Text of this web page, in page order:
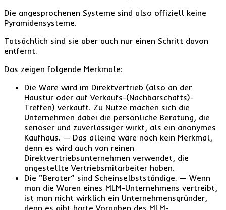
Die angesprochenen Systeme sind also offiziell keine
Pyramidensysteme.
Tatsächlich sind sie aber auch nur einen Schritt davon
entfernt.
Das zeigen folgende Merkmale:
Die Ware wird im Direktvertrieb (also an der
Haustür oder auf Verkaufs-(Nachbarschafts)-
Treffen) verkauft. Zu Nutze machen sich die
Unternehmen dabei die persönliche Beratung, die
seriöser und zuverlässiger wirkt, als ein anonymes
Kaufhaus. — Das alleine wäre noch kein Merkmal,
denn es wird auch von reinen
Direktvertriebsunternehmen verwendet, die
angestellte Vertriebsmitarbeiter haben.
Die “Berater” sind Scheinselbstständige. — Wenn
man die Waren eines MLM-Unternehmens vertreibt,
ist man nicht wirklich ein Unternehmensgründer,
denn es gibt harte Vorgaben des MLM-